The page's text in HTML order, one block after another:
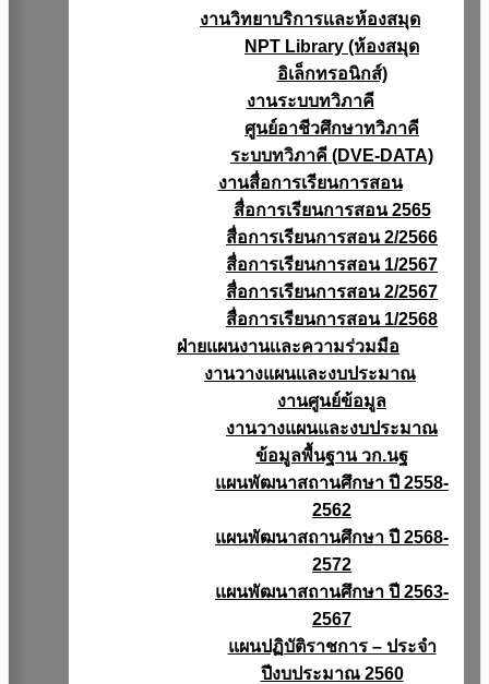
งานวิทยาบริการเเละห้องสมุด
NPT Library (ห้องสมุด
อิเล็กทรอนิกส์)
งานระบบทวิภาคี
ศูนย์อาชีวศึกษาทวิภาคี
ระบบทวิภาคี (DVE-DATA)
งานสื่อการเรียนการสอน
สื่อการเรียนการสอน 2565
สื่อการเรียนการสอน 2/2566
สื่อการเรียนการสอน 1/2567
สื่อการเรียนการสอน 2/2567
สื่อการเรียนการสอน 1/2568
ฝ่ายแผนงานเเละความร่วมมือ
งานวางแผนเเละงบประมาณ
งานศูนย์ข้อมูล
งานวางแผนและงบประมาณ
ข้อมูลพื้นฐาน วก.นฐ
แผนพัฒนาสถานศึกษา ปี 2558-
2562
แผนพัฒนาสถานศึกษา ปี 2568-
2572
แผนพัฒนาสถานศึกษา ปี 2563-
2567
แผนปฏิบัติราชการ – ประจำ
ปีงบประมาณ 2560